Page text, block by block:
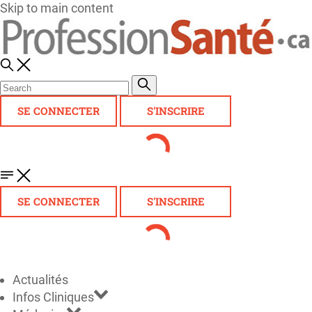
Skip to main content
SE CONNECTER S'INSCRIRE
SE CONNECTER S'INSCRIRE
Actualités
Infos Cliniques